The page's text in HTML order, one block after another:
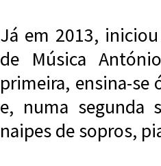
Já em 2013,
de Música
primeira, ensina-se
e, numa segunda
naipes de sopros,